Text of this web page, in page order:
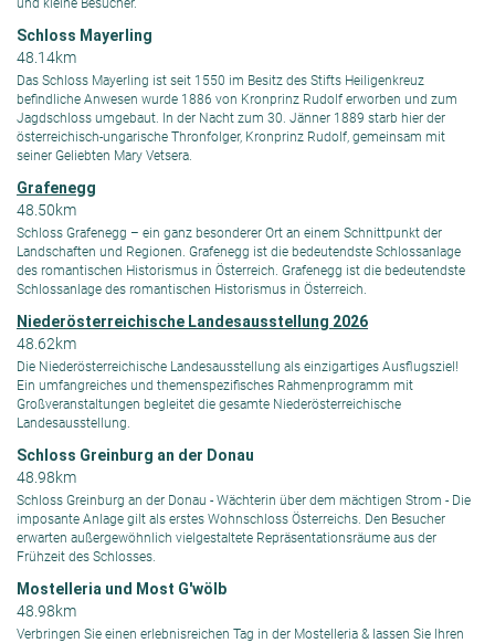
Schloss Mayerling
48.14km
Das Schloss Mayerling ist seit 1550 im Besitz des Stifts Heiligenkreuz
befindliche Anwesen wurde 1886 von Kronprinz Rudolf erworben und zum
Jagdschloss umgebaut. In der Nacht zum 30. Jänner 1889 starb hier der
österreichisch-ungarische Thronfolger, Kronprinz Rudolf, gemeinsam mit
seiner Geliebten Mary Vetsera.
Grafenegg
48.50km
Schloss Grafenegg – ein ganz besonderer Ort an einem Schnittpunkt der
Landschaften und Regionen. Grafenegg ist die bedeutendste Schlossanlage
des romantischen Historismus in Österreich. Grafenegg ist die bedeutendste
Schlossanlage des romantischen Historismus in Österreich.
Niederösterreichische Landesausstellung 2026
48.62km
Die Niederösterreichische Landesausstellung als einzigartiges Ausflugsziel!
Ein umfangreiches und themenspezifisches Rahmenprogramm mit
Großveranstaltungen begleitet die gesamte Niederösterreichische
Landesausstellung.
Schloss Greinburg an der Donau
48.98km
Schloss Greinburg an der Donau - Wächterin über dem mächtigen Strom - Die
imposante Anlage gilt als erstes Wohnschloss Österreichs. Den Besucher
erwarten außergewöhnlich vielgestaltete Repräsentationsräume aus der
Frühzeit des Schlosses.
Mostelleria und Most G'wölb
48.98km
Verbringen Sie einen erlebnisreichen Tag in der Mostelleria & lassen Sie Ihren